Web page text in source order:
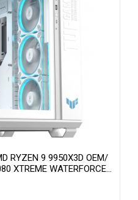
RYZEN 9 9950X3D OEM/
XTREME WATERFORCE